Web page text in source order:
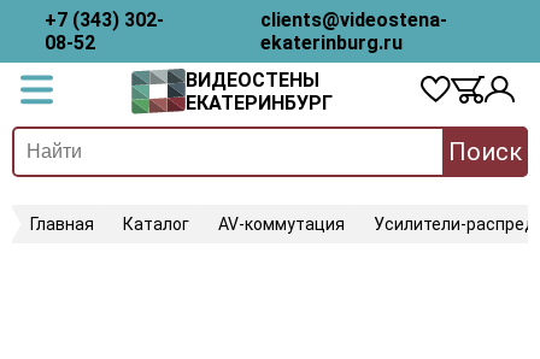
+7 (343) 302-
08-52
clients@videostena-
ekaterinburg.ru
ВИДЕОСТЕНЫ
ЕКАТЕРИНБУРГ
Поиск
Главная Каталог AV-коммутация Усилители-